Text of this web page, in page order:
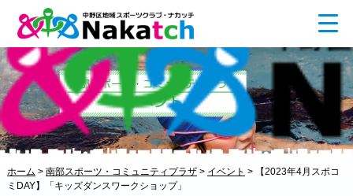
ホーム > 南部スポーツ・コミュニティプラザ> イベント >
【2023年4月スポコ
ミDAY】「キッズダンスワークショップ」